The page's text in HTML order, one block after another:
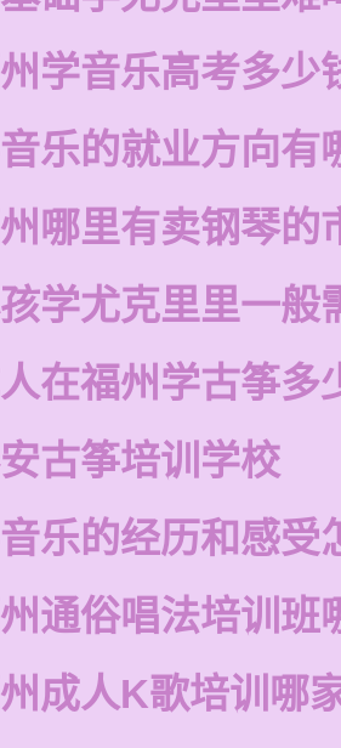
学音乐高考多少
乐的就业方向有
哪里有卖钢琴的
学尤克里里一般
在福州学古筝多
古筝培训学校
乐的经历和感受
通俗唱法培训班
成人K歌培训哪